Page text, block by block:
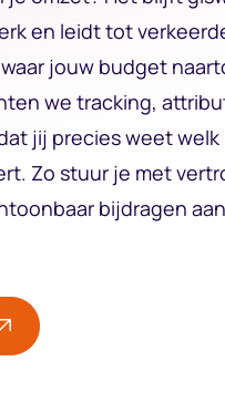
en leidt tot
jouw budget
we tracking,
jij precies weet welk
Zo stuur je met
bijdragen